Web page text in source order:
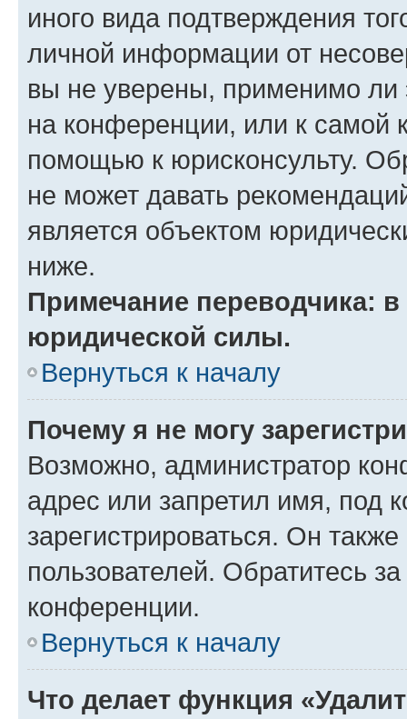
иного вида подтверждения
личной информации от
вы не уверены, применимо ли
на конференции, или к самой
помощью к юрисконсульту.
не может давать
является объектом
ниже.
Примечание переводчика:
юридической силы.
Вернуться к началу
Почему я не могу
Возможно, администратор
адрес или запретил имя, под
зарегистрироваться. Он
пользователей. Обратитесь
конференции.
Вернуться к началу
Что делает функция